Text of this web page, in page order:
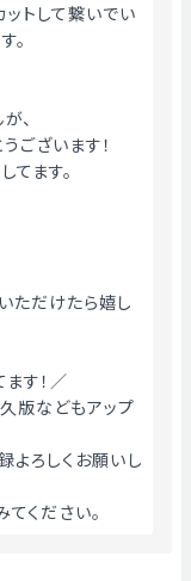
トして繋いでい
。
、
ございます！
てます。
ただけたら嬉し
す！／
版などもアップ
よろしくお願いし
ください。